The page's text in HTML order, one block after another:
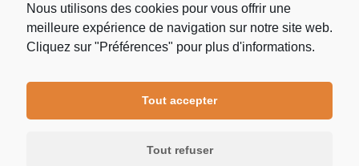
Poêles à granulés
Gamme ROMA
Nous utilisons des cookies pour vous offrir une
meilleure expérience de navigation sur notre site web.
Cliquez sur "Préférences" pour plus d'informations.
Tout accepter
Tout refuser